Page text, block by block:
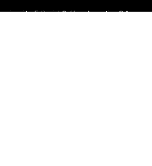
Editorial Gráfica Argentina S.A.